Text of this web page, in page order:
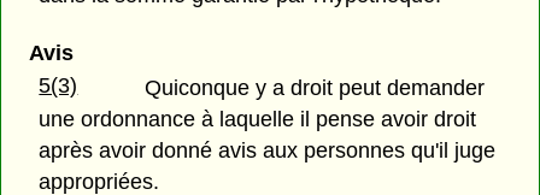
Avis
5(3)
Quiconque y a droit peut demander
une ordonnance à laquelle il pense avoir droit
après avoir donné avis aux personnes qu'il juge
appropriées.